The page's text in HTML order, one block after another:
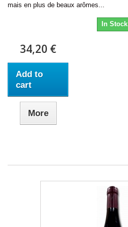
mais en plus de beaux arômes...
In Stock
34,20 €
Add to
cart
More